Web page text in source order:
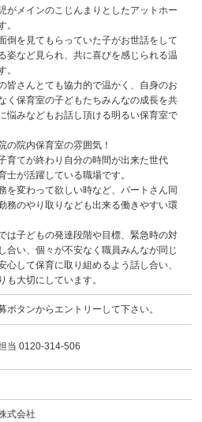
がメインのこじんまりとしたアットホー
。
倒を見てもらっていた子がお世話をして
姿など見られ、共に喜びを感じられる温
。
皆さんとても協力的で温かく、自身のお
く保育室の子どもたちみんなの成長を共
悩みなどもお話し頂ける明るい保育室で
の院内保育室の雰囲気！
育てが終わり自分の時間が出来た世代
士が活躍している職場です。
を変わって欲しい時など、パートさん同
務のやり取りなども出来る働きやすい環
は子どもの発達段階や目標、緊急時の対
合い、個々が不安なく職員みんなが同じ
心して保育に取り組めるよう話し合い、
も大切にしています。
ボタンからエントリーして下さい。
当 0120-314-506
式会社